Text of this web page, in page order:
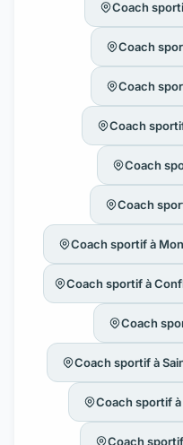
Coach
Coach
Coach
Coach
Coach
Coach
Coach sportif à
Coach sportif à
Coach
Coach sportif à
Coach sportif
Coach